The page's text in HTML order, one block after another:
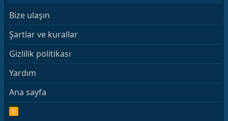
Bize ulaşın
Şartlar ve kurallar
Gizlilik politikası
Yardım
Ana sayfa
R